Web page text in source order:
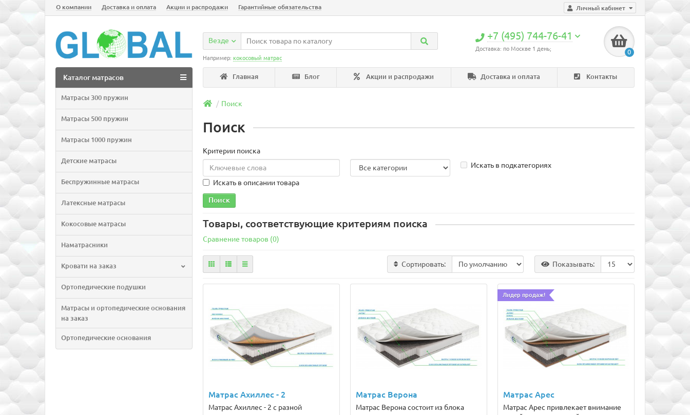
Личный кабинет
О компании Доставка и оплата Акции и распродажи Гарантийные обязательства
+7 (495) 744-76-41
Доставка: по Москве 1 день; 0
Везде
Например: кокосовый матрас
Главная Блог Акции и распродажи Доставка и оплата Контакты
Каталог матрасов
Матрасы 300 пружин
Матрасы 500 пружин
Матрасы 1000 пружин
Детские матрасы
Беспружинные матрасы
Латексные матрасы
Кокосовые матрасы
Наматрасники
Кровати на заказ
Ортопедические подушки
Матрасы и ортопедические основания
на заказ
Ортопедические основания
Поиск
Поиск
Критерии поиска
Искать в подкатегориях
Искать в описании товара
Товары, соответствующие критериям поиска
Сравнение товаров (0)
Сортировать: Показывать:
Матрас Ахиллес - 2
Матрас Ахиллес - 2 с разной
Матрас Верона
Матрас Верона состоит из блока
Лидер продаж!
Матрас Арес
Матрас Арес привлекает внимание